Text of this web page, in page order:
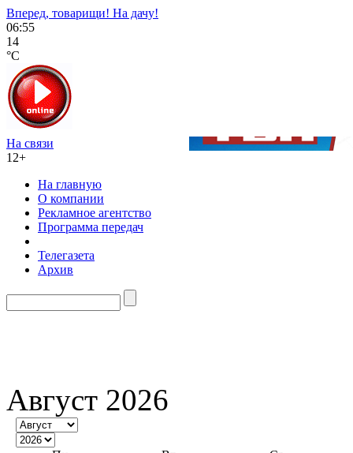
Вперед, товарищи! На дачу!
06:55
14
°C
На связи
12+
На главную
О компании
Рекламное агентство
Программа передач
Телегазета
Архив
Август 2026